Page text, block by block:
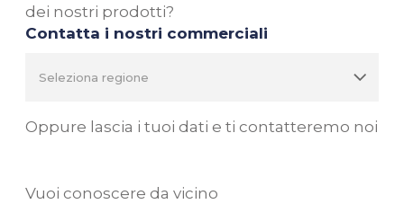
dei nostri prodotti?
Contatta i nostri commerciali
Oppure lascia i tuoi dati e ti contatteremo noi
Vuoi conoscere da vicino